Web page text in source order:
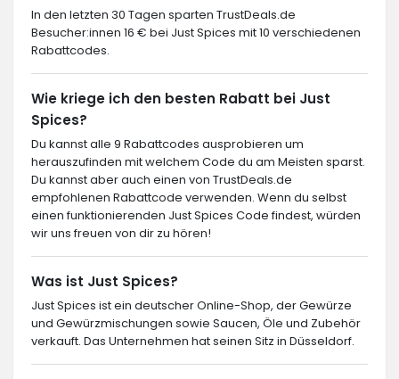
In den letzten 30 Tagen sparten TrustDeals.de
Besucher:innen 16 € bei Just Spices mit 10 verschiedenen
Rabattcodes.
Wie kriege ich den besten Rabatt bei Just
Spices?
Du kannst alle 9 Rabattcodes ausprobieren um
herauszufinden mit welchem Code du am Meisten sparst.
Du kannst aber auch einen von TrustDeals.de
empfohlenen Rabattcode verwenden. Wenn du selbst
einen funktionierenden Just Spices Code findest, würden
wir uns freuen von dir zu hören!
Was ist Just Spices?
Just Spices ist ein deutscher Online-Shop, der Gewürze
und Gewürzmischungen sowie Saucen, Öle und Zubehör
verkauft. Das Unternehmen hat seinen Sitz in Düsseldorf.